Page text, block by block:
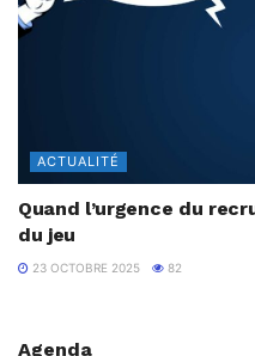
ACTUALITÉ
Quand l’urgence du
du jeu
23 OCTOBRE 2025 82
Agenda